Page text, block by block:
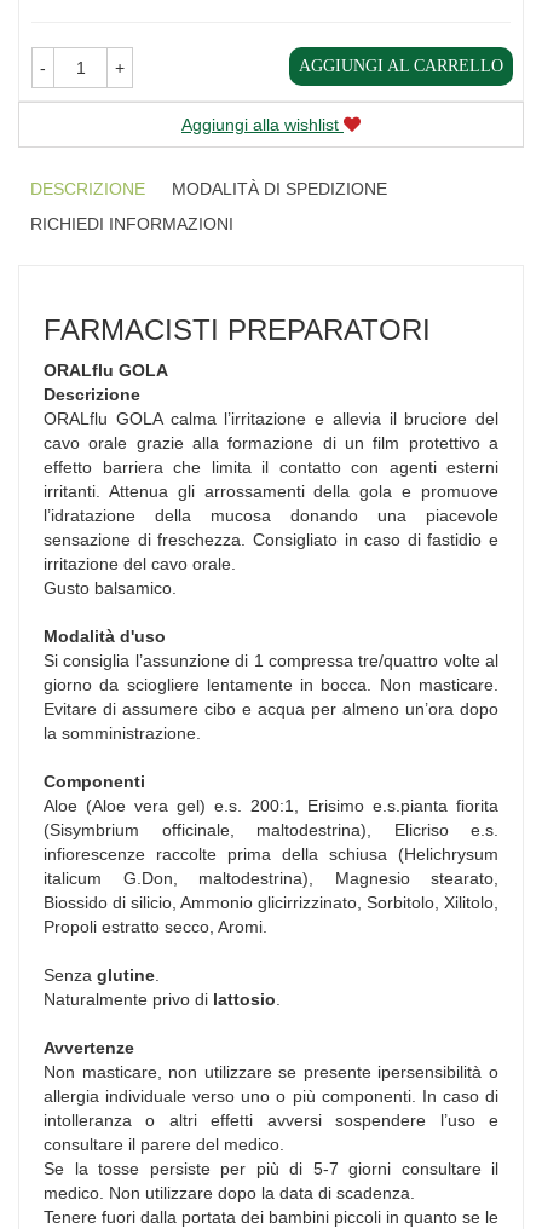
- + AGGIUNGI AL CARRELLO
Aggiungi alla wishlist
DESCRIZIONE
MODALITÀ DI SPEDIZIONE
RICHIEDI INFORMAZIONI
FARMACISTI PREPARATORI
ORALflu GOLA
Descrizione
ORALflu GOLA calma l’irritazione e allevia il bruciore del
cavo orale grazie alla formazione di un film protettivo a
effetto barriera che limita il contatto con agenti esterni
irritanti. Attenua gli arrossamenti della gola e promuove
l’idratazione della mucosa donando una piacevole
sensazione di freschezza. Consigliato in caso di fastidio e
irritazione del cavo orale.
Gusto balsamico.
Modalità d'uso
Si consiglia l’assunzione di 1 compressa tre/quattro volte al
giorno da sciogliere lentamente in bocca. Non masticare.
Evitare di assumere cibo e acqua per almeno un’ora dopo
la somministrazione.
Componenti
Aloe (Aloe vera gel) e.s. 200:1, Erisimo e.s.pianta fiorita
(Sisymbrium officinale, maltodestrina), Elicriso e.s.
infiorescenze raccolte prima della schiusa (Helichrysum
italicum G.Don, maltodestrina), Magnesio stearato,
Biossido di silicio, Ammonio glicirrizzinato, Sorbitolo, Xilitolo,
Propoli estratto secco, Aromi.
Senza glutine
Naturalmente privo di lattosio
Avvertenze
Non masticare, non utilizzare se presente ipersensibilità o
allergia individuale verso uno o più componenti. In caso di
intolleranza o altri effetti avversi sospendere l’uso e
consultare il parere del medico.
Se la tosse persiste per più di 5-7 giorni consultare il
medico. Non utilizzare dopo la data di scadenza.
Tenere fuori dalla portata dei bambini piccoli in quanto se le